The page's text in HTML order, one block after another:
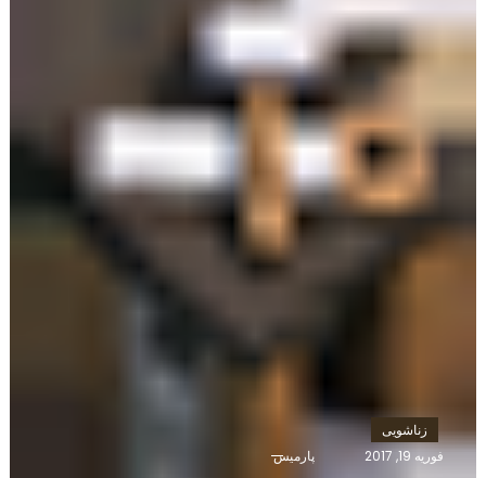
زناشویی
فوریه 19, 2017
پارمیس